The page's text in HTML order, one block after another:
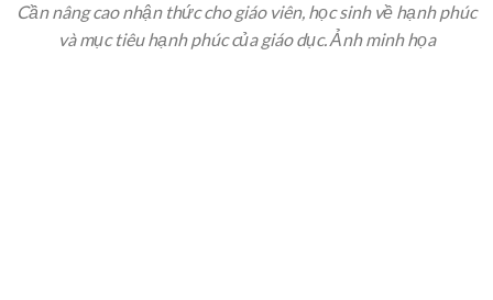
Cần nâng cao nhận thức cho giáo viên, học sinh về hạnh phúc
và mục tiêu hạnh phúc của giáo dục. Ảnh minh họa